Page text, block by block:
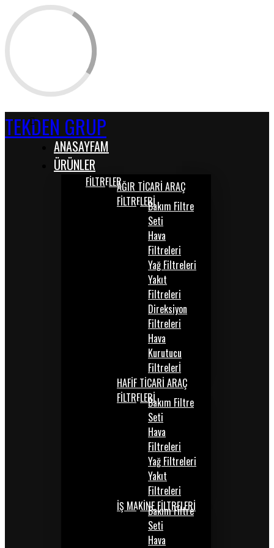
TEKDEN GRUP
ANASAYFAM
ÜRÜNLER
FİLTRELERAĞIR TİCARİ ARAÇ
FİLTRELERİBakım Filtre
Seti
Hava
Filtreleri
Yağ Filtreleri
Yakıt
Filtreleri
Direksiyon
Filtreleri
Hava
Kurutucu
Filtrelerİ
HAFİF TİCARİ ARAÇ
FİLTRELERİBakım Filtre
Seti
Hava
Filtreleri
Yağ Filtreleri
Yakıt
Filtreleri
İŞ MAKİNE FİLTRELERİ
Bakım Filtre
Seti
Hava